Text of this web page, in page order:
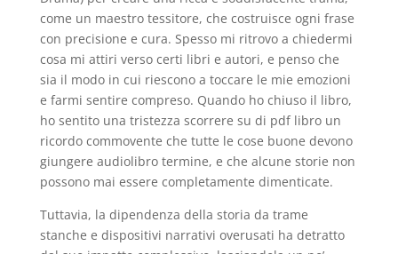
come un maestro tessitore, che costruisce ogni frase
con precisione e cura. Spesso mi ritrovo a chiedermi
cosa mi attiri verso certi libri e autori, e penso che
sia il modo in cui riescono a toccare le mie emozioni
e farmi sentire compreso. Quando ho chiuso il libro,
ho sentito una tristezza scorrere su di pdf libro un
ricordo commovente che tutte le cose buone devono
giungere audiolibro termine, e che alcune storie non
possono mai essere completamente dimenticate.
Tuttavia, la dipendenza della storia da trame
stanche e dispositivi narrativi overusati ha detratto